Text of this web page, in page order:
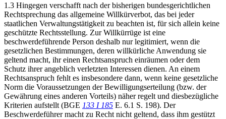
1.3 Hingegen verschafft nach der bisherigen bundesgerichtlichen
Rechtsprechung das allgemeine Willkürverbot, das bei jeder
staatlichen Verwaltungstätigkeit zu beachten ist, für sich allein keine
geschützte Rechtsstellung. Zur Willkürrüge ist eine
beschwerdeführende Person deshalb nur legitimiert, wenn die
gesetzlichen Bestimmungen, deren willkürliche Anwendung sie
geltend macht, ihr einen Rechtsanspruch einräumen oder dem
Schutz ihrer angeblich verletzten Interessen dienen. An einem
Rechtsanspruch fehlt es insbesondere dann, wenn keine gesetzliche
Norm die Voraussetzungen der Bewilligungserteilung (bzw. der
Gewährung eines anderen Vorteils) näher regelt und diesbezügliche
Kriterien aufstellt (BGE 133 I 185 E. 6.1 S. 198). Der
Beschwerdeführer macht zu Recht nicht geltend, dass ihm gestützt